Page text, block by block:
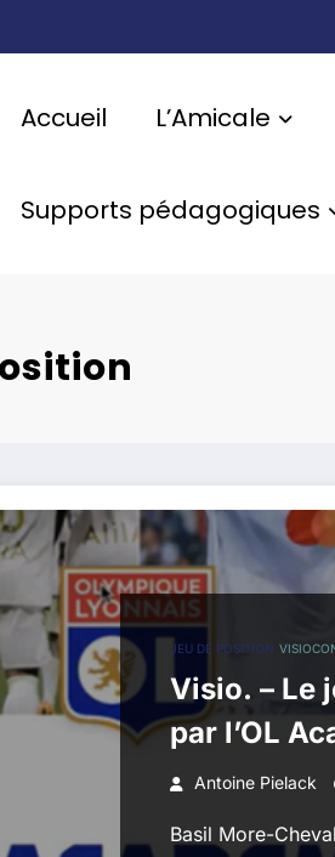
Accueil L’Amicale
Supports pédagogiques
JEU DE POSITION
Visio. – Le
par l’OL
Antoine Pielack
Basil More-